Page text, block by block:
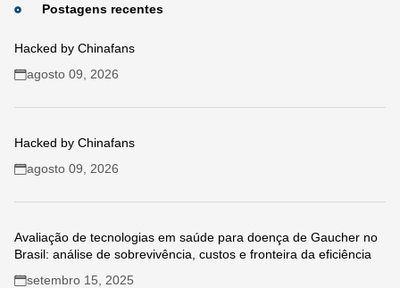
Postagens recentes
Hacked by Chinafans
agosto 09, 2026
Hacked by Chinafans
agosto 09, 2026
Avaliação de tecnologias em saúde para doença de Gaucher no
Brasil: análise de sobrevivência, custos e fronteira da eficiência
setembro 15, 2025